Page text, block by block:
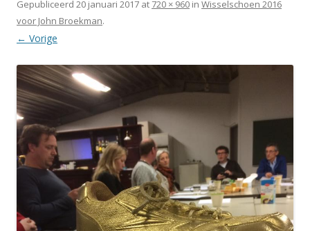
Gepubliceerd 20 januari 2017 at 720 × 960 in Wisselschoen 2016
voor John Broekman.
← Vorige